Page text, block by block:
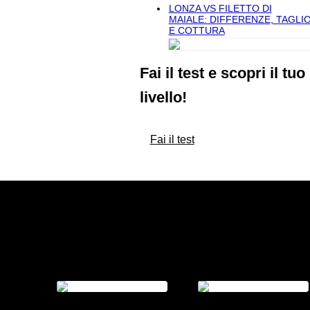
LONZA VS FILETTO DI
MAIALE: DIFFERENZE,
E COTTURA
Fai il test e scopri il tuo
livello!
Fai il test